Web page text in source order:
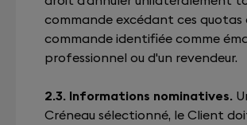
commande excédant ces
commande identifiée comme
professionnel ou d'un revendeur.
2.3. Informations nominatives.
Créneau sélectionné, le Client